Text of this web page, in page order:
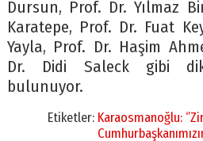
Dursun, Prof. Dr. Yılmaz
Karatepe, Prof. Dr. Fuat
Yayla, Prof. Dr. Haşim
Dr. Didi Saleck gibi
bulunuyor.
Etiketler: Karaosmanoğlu: